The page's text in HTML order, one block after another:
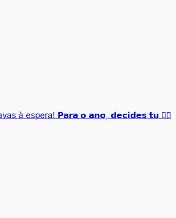
à espera! 𝗣𝗮𝗿𝗮 𝗼 𝗮𝗻𝗼, 𝗱𝗲𝗰𝗶𝗱𝗲𝘀 𝘁𝘂 👉🏻